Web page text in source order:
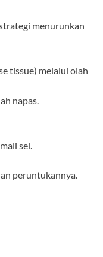
menurunkan
tissue) melalui olah
napas.
sel.
peruntukannya.